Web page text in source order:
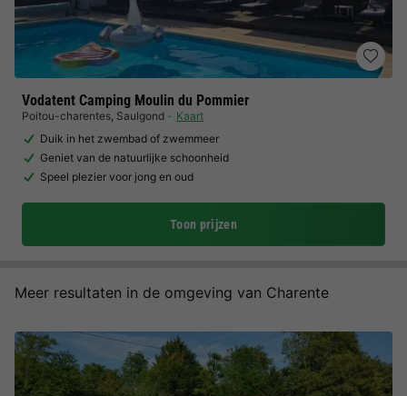
Vodatent Camping Moulin du Pommier
Poitou-charentes, Saulgond
Kaart
Duik in het zwembad of zwemmeer
Geniet van de natuurlijke schoonheid
Speel plezier voor jong en oud
Toon prijzen
Meer resultaten in de omgeving van Charente